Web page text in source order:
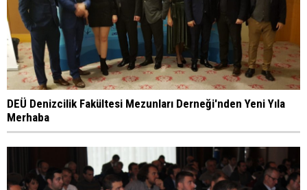
DEÜ Denizcilik Fakültesi Mezunları Derneği'nden Yeni Yıla
Merhaba